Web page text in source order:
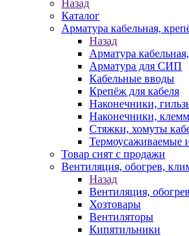
Назад
Каталог
Арматура кабельная,
Назад
Арматура
Арматура для СИП
Кабельные вводы
Крепёж для кабеля
Наконечники,
Наконечники,
Стяжки, хомуты
Термоусаживаемые
Товар снят с продажи
Вентиляция, обогрев,
Назад
Вентиляция,
Хозтовары
Вентиляторы
Кипятильники